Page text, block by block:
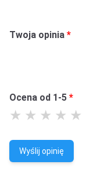
Twoja opinia
Ocena od 1-5
Wyślij opinię